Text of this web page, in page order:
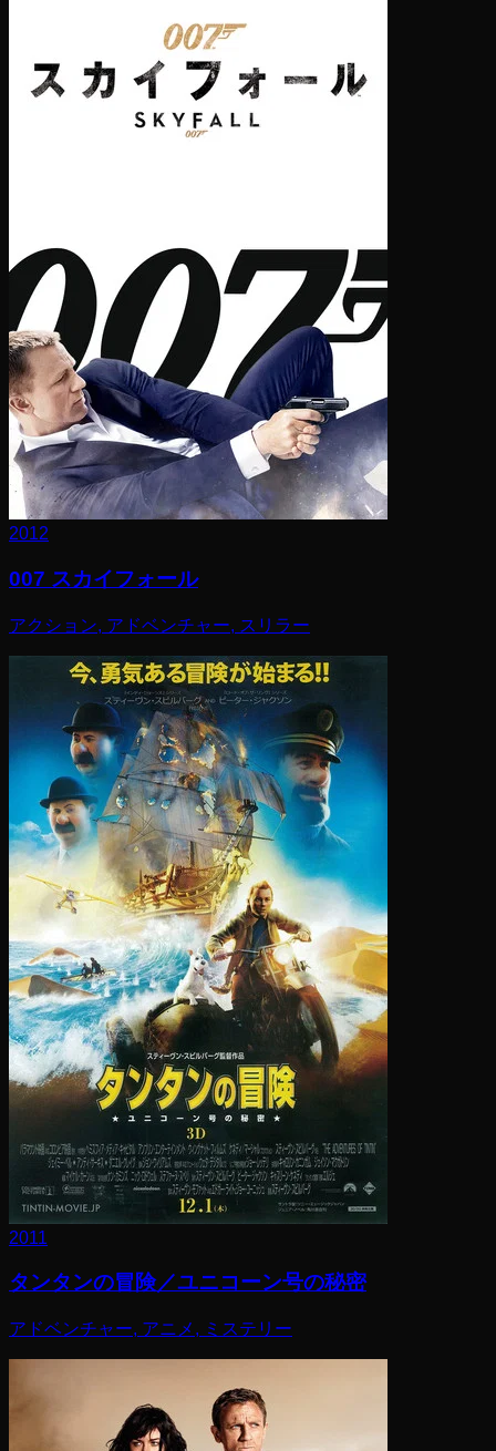
2012
007 スカイフォール
アクション, アドベンチャー, スリラー
2011
タンタンの冒険／ユニコーン号の秘密
アドベンチャー, アニメ, ミステリー